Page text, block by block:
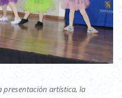
presentación artística, la